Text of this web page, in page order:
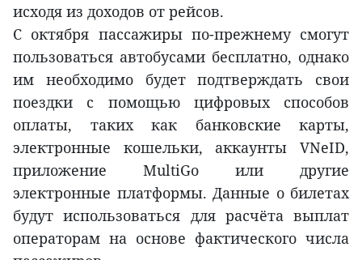
исходя из доходов от рейсов.
С октября пассажиры по-прежнему смогут
пользоваться автобусами бесплатно, однако
им необходимо будет подтверждать свои
поездки с помощью цифровых способов
оплаты, таких как банковские карты,
электронные кошельки, аккаунты VNeID,
приложение MultiGo или другие
электронные платформы. Данные о билетах
будут использоваться для расчёта выплат
операторам на основе фактического числа